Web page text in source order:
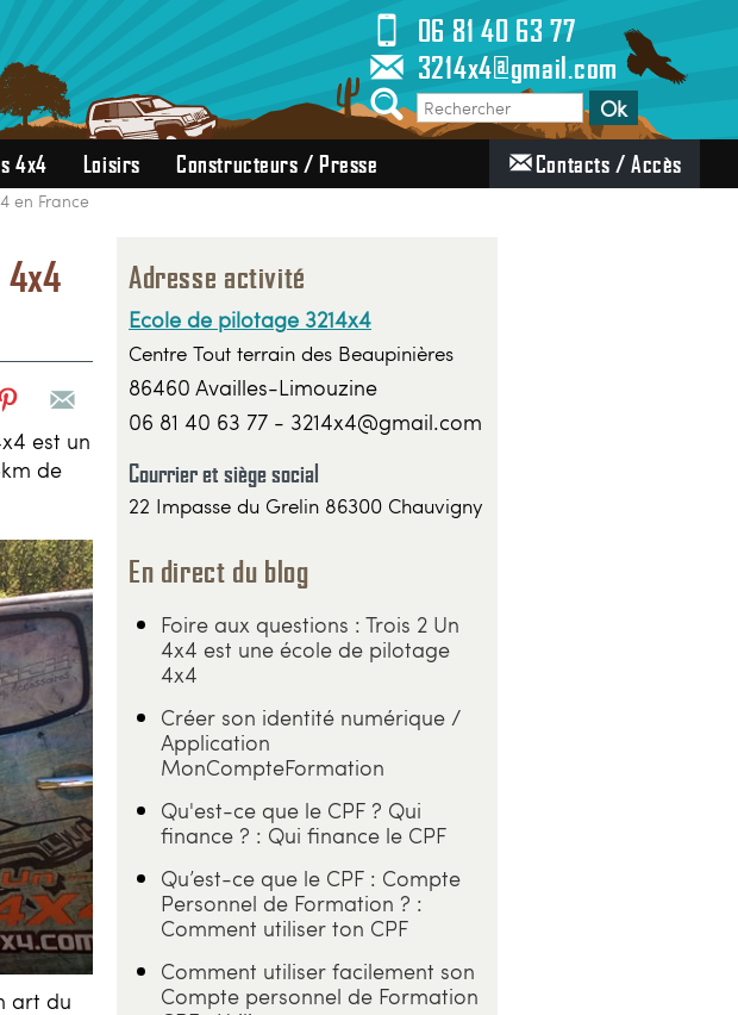
06 81 40 63 77
3214x4@gmail.com
4x4 Loisirs Constructeurs / Presse Contacts / Accès
en France
4x4
est un
de
art du
Adresse activité
Ecole de pilotage 3214x4
Centre Tout terrain des Beaupinières
86460 Availles-Limouzine
06 81 40 63 77 - 3214x4@gmail.com
Courrier et siège social
22 Impasse du Grelin 86300 Chauvigny
En direct du blog
Foire aux questions : Trois 2 Un
4x4 est une école de pilotage
4x4
Créer son identité numérique /
Application
MonCompteFormation
Qu'est-ce que le CPF ? Qui
finance ? : Qui finance le CPF
Qu’est-ce que le CPF : Compte
Personnel de Formation ? :
Comment utiliser ton CPF
Comment utiliser facilement son
Compte personnel de Formation